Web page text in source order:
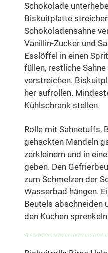
Schokolade
Biskuitplatte
Schokoladensahne
Vanillin-Zucker und
Esslöffel in einen
füllen, restliche
verstreichen.
her aufrollen.
Kühlschrank stellen.
Rolle mit Sahnetuffs,
gehackten Mandeln
zerkleinern und in
geben. Den
zum Schmelzen der
Wasserbad hängen.
Beutels abschneiden
den Kuchen sprenkeln.